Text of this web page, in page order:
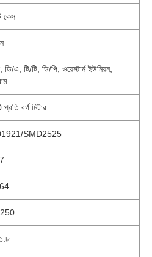
কেস
ডি/এ, টি/টি, ডি/পি, ওয়েস্টার্ন ইউনিয়ন,
বর্গ মিটার
SMD2525